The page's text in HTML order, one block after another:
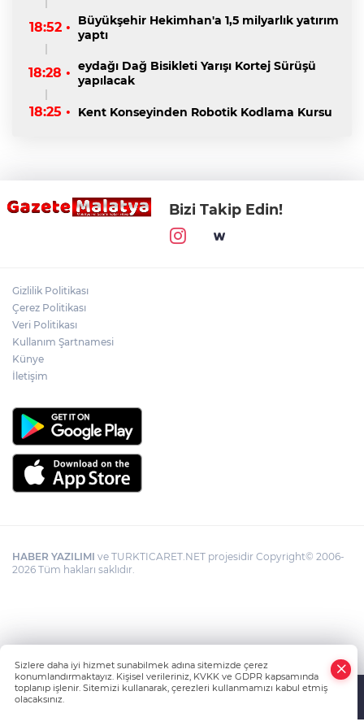
18:52 •
Büyükşehir Hekimhan'a 1,5 milyarlık yatırım
yaptı
18:28 • eydağı Dağ Bisikleti Yarışı Kortej Sürüşü
yapılacak
18:25 • Kent Konseyinden Robotik Kodlama Kursu
Bizi Takip Edin!
Gizlilik Politikası
Çerez Politikası
Veri Politikası
Kullanım Şartnamesi
Künye
İletişim
HABER YAZILIMI ve TURKTICARET.NET projesidir Copyright© 2006-
2026 Tüm hakları saklıdır.
Sizlere daha iyi hizmet sunabilmek adına sitemizde çerez
konumlandırmaktayız. Kişisel verileriniz, KVKK ve GDPR kapsamında
toplanıp işlenir. Sitemizi kullanarak, çerezleri kullanmamızı kabul etmiş
olacaksınız.